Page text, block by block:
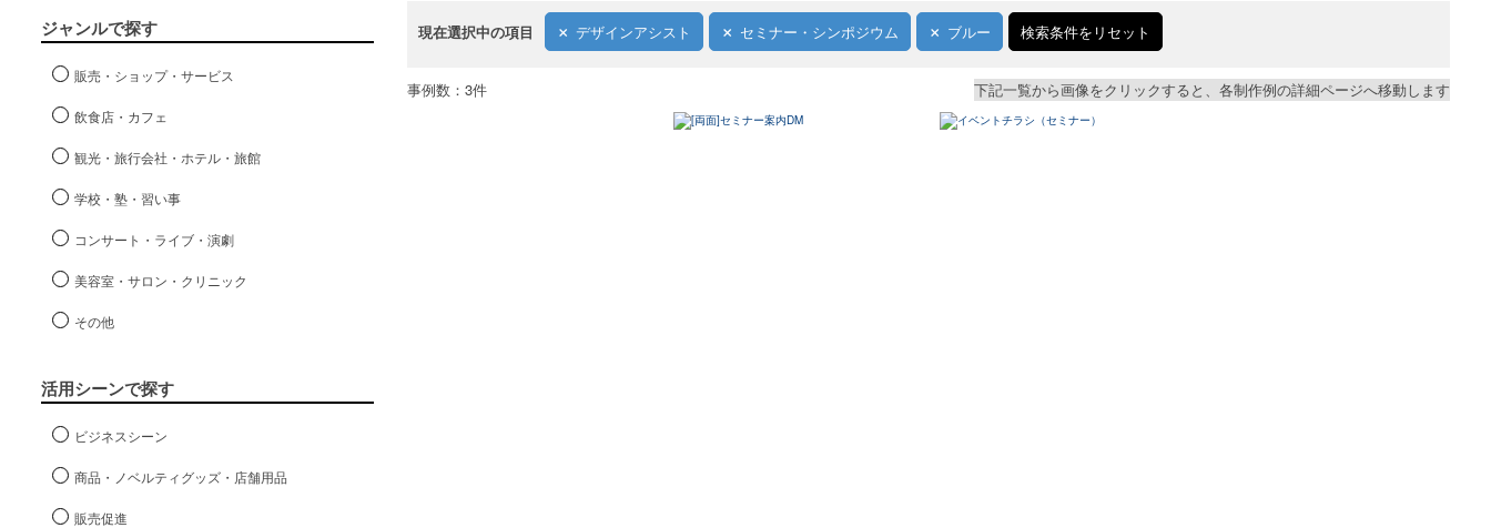
現在選択中の項目 デザインアシスト セミナー・シンポジウム ブルー 検索条件をリセット
ジャンルで探す
販売・ショップ・サービス
飲食店・カフェ
観光・旅行会社・ホテル・旅館
学校・塾・習い事
コンサート・ライブ・演劇
美容室・サロン・クリニック
その他
活用シーンで探す
ビジネスシーン
商品・ノベルティグッズ・店舗用品
販売促進
事例数：3件 下記一覧から画像をクリックすると、各制作例の詳細ページへ移動します